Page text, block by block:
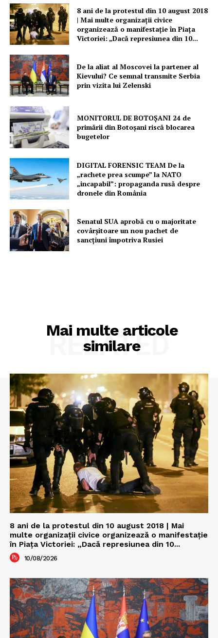
8 ani de la protestul din 10 august 2018
| Mai multe organizații civice
organizează o manifestație în Piața
Victoriei: „Dacă represiunea din 10...
De la aliat al Moscovei la partener al
Kievului? Ce semnal transmite Serbia
prin vizita lui Zelenski
MONITORUL DE BOTOȘANI 24 de
primării din Botoșani riscă blocarea
bugetelor
DIGITAL FORENSIC TEAM De la
„rachete prea scumpe” la NATO
„incapabil”: propaganda rusă despre
dronele din România
Senatul SUA aprobă cu o majoritate
covârșitoare un nou pachet de
sancțiuni împotriva Rusiei
Mai multe articole
similare
RELATED
8 ani de la protestul din 10 august 2018 | Mai
multe organizații civice organizează o manifestație
în Piața Victoriei: „Dacă represiunea din 10...
10/08/2026